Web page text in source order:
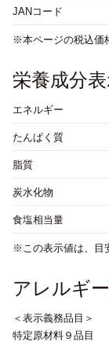
JANコード
本ページの税込価
栄養成分
エネルギー
たんぱく質
脂質
炭水化物
食塩相当量
この表示値は、目
アレルギ
＜表示義務品目＞
特定原材料９品目